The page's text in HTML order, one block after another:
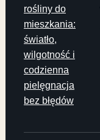
rośliny do
mieszkania:
światło,
wilgotność i
codzienna
pielęgnacja
bez błędów